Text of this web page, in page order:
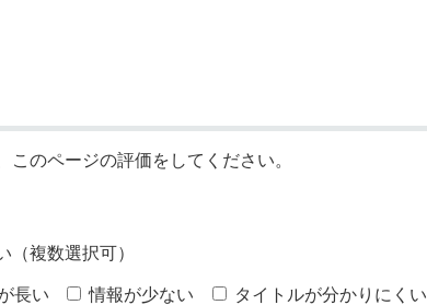
のページの評価をしてください。
複数選択可）
長い 情報が少ない タイトルが分かりにくい